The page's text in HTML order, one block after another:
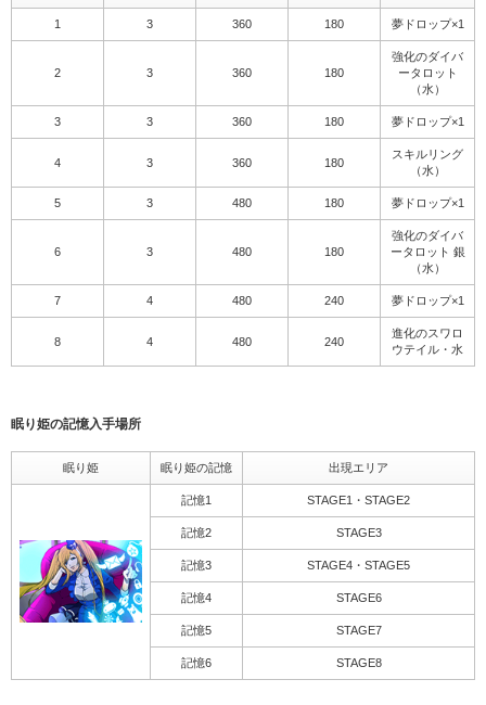
1 3 360 180 夢ドロップ×1
2 3 360 180
強化のダイバ
ータロット
（水）
3 3 360 180 夢ドロップ×1
4 3 360 180
スキルリング
（水）
5 3 480 180 夢ドロップ×1
6 3 480 180
強化のダイバ
ータロット 銀
（水）
7 4 480 240 夢ドロップ×1
8 4 480 240
進化のスワロ
ウテイル・水
眠り姫の記憶入手場所
眠り姫 眠り姫の記憶 出現エリア
記憶1 STAGE1・STAGE2
記憶2 STAGE3
記憶3 STAGE4・STAGE5
記憶4 STAGE6
記憶5 STAGE7
記憶6 STAGE8